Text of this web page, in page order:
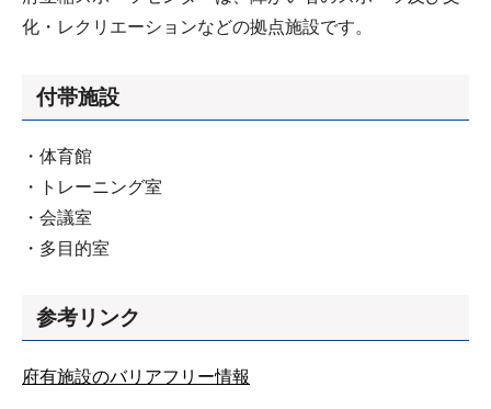
化・レクリエーションなどの拠点施設です。
付帯施設
・体育館
・トレーニング室
・会議室
・多目的室
参考リンク
府有施設のバリアフリー情報